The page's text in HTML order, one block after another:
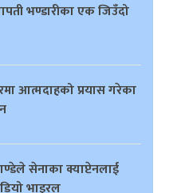
भण्डारीका एक जिउँदो
आत्मदाहको प्रयास गरेका
सेनाका क्याप्टेनलाई